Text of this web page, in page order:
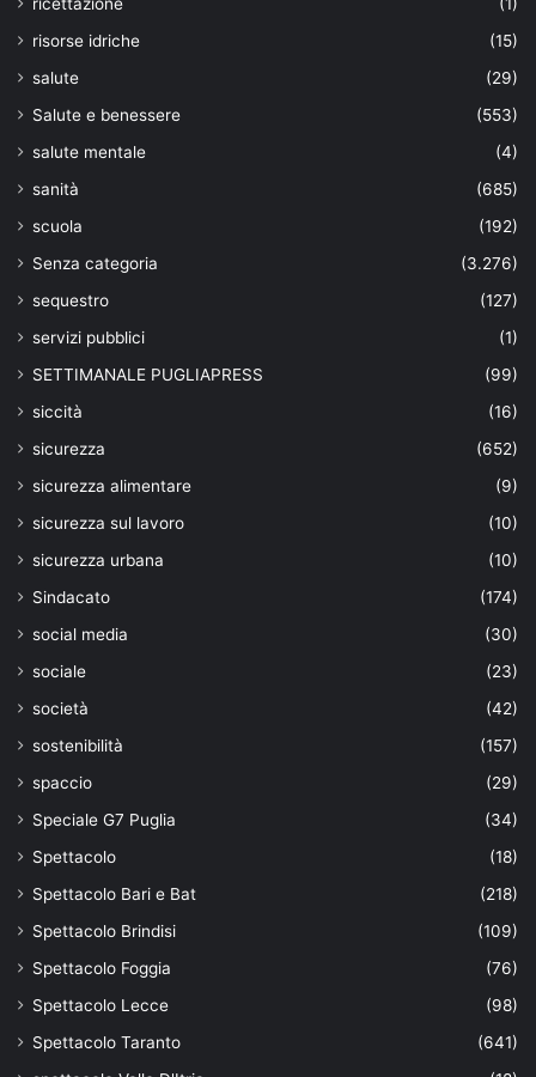
risorse idriche
(15)
salute
(29)
Salute e benessere
(553)
salute mentale
(4)
sanità
(685)
scuola
(192)
Senza categoria
(3.276)
sequestro
(127)
servizi pubblici
(1)
SETTIMANALE PUGLIAPRESS
(99)
siccità
(16)
sicurezza
(652)
sicurezza alimentare
(9)
sicurezza sul lavoro
(10)
sicurezza urbana
(10)
Sindacato
(174)
social media
(30)
sociale
(23)
società
(42)
sostenibilità
(157)
spaccio
(29)
Speciale G7 Puglia
(34)
Spettacolo
(18)
Spettacolo Bari e Bat
(218)
Spettacolo Brindisi
(109)
Spettacolo Foggia
(76)
Spettacolo Lecce
(98)
Spettacolo Taranto
(641)